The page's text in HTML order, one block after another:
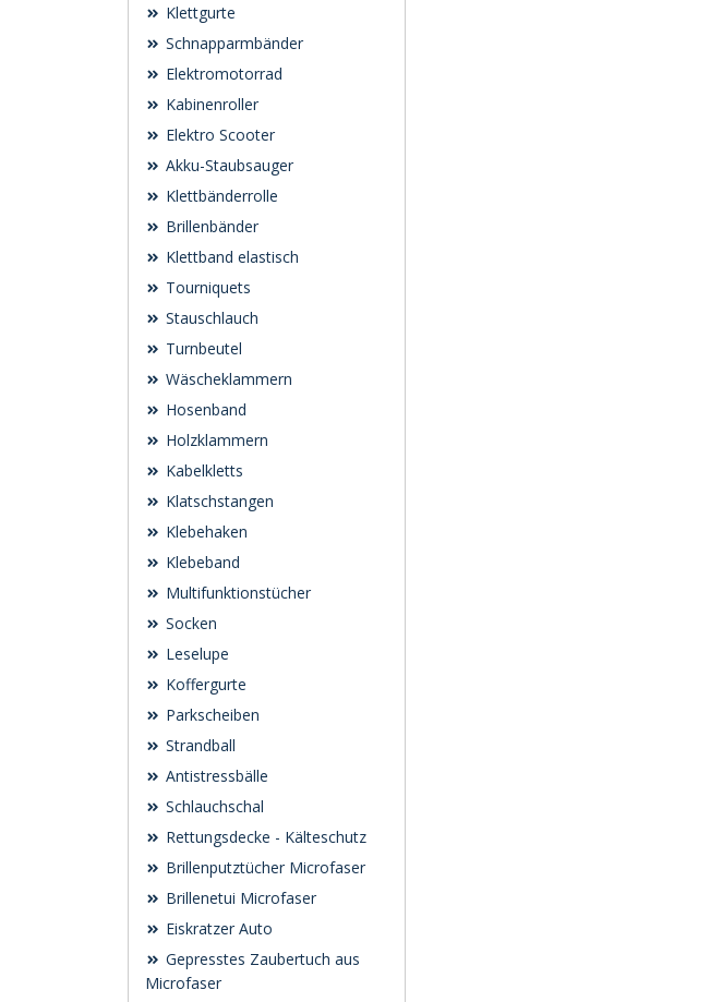
Klettgurte
Schnapparmbänder
Elektromotorrad
Kabinenroller
Elektro Scooter
Akku-Staubsauger
Klettbänderrolle
Brillenbänder
Klettband elastisch
Tourniquets
Stauschlauch
Turnbeutel
Wäscheklammern
Hosenband
Holzklammern
Kabelkletts
Klatschstangen
Klebehaken
Klebeband
Multifunktionstücher
Socken
Leselupe
Koffergurte
Parkscheiben
Strandball
Antistressbälle
Schlauchschal
Rettungsdecke - Kälteschutz
Brillenputztücher Microfaser
Brillenetui Microfaser
Eiskratzer Auto
Gepresstes Zaubertuch aus
Microfaser